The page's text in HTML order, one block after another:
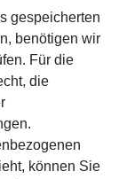
gespeicherten
benötigen wir
Für die
die
können Sie